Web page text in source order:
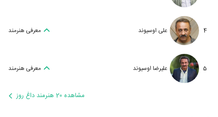
4 علی اوسیوند معرفی هنرمند
5 علیرضا اوسیوند معرفی هنرمند
مشاهده 20 هنرمند داغ روز